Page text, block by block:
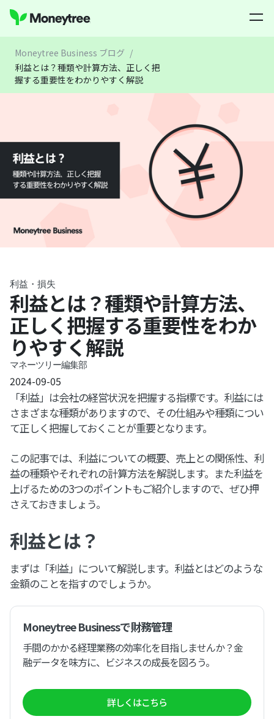
Moneytree Business ブログ /
利益とは？種類や計算方法、正しく把
握する重要性をわかりやすく解説
利益・損失
利益とは？種類や計算方法、
正しく把握する重要性をわか
りやすく解説
マネーツリー編集部
2024-09-05
「利益」は会社の経営状況を把握する指標です。利益には
さまざまな種類がありますので、その仕組みや種類につい
て正しく把握しておくことが重要となります。
この記事では、利益についての概要、売上との関係性、利
益の種類やそれぞれの計算方法を解説します。また利益を
上げるための3つのポイントもご紹介しますので、ぜひ押
さえておきましょう。
利益とは？
まずは「利益」について解説します。利益とはどのような
金額のことを指すのでしょうか。
Moneytree Businessで財務管理
手間のかかる経理業務の効率化を目指しませんか？金
融データを味方に、ビジネスの成長を図ろう。
詳しくはこちら